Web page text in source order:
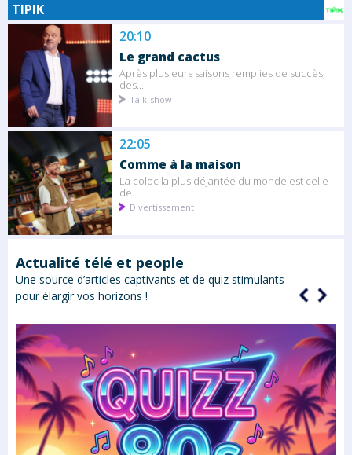
TIPIK
20:10
Le grand cactus
Après plusieurs saisons remplies de succès,
des...
Talk-show
22:05
Comme à la maison
La coloc la plus déjantée du monde est celle
de...
Divertissement
Actualité télé et people
Une source d’articles captivants et de quiz stimulants
pour élargir vos horizons !